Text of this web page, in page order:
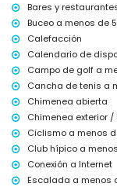
no se permite fumar
consulte si se
El alojamiento es
Instalaciones y
villa
internet (WiFi)
plancha y tabla de
ropa de cama y
servicio de
calefacción por
Instalaciones y
Bares y
Buceo a menos de
Calefacción
Calendario de
Campo de golf a
Cancha de tenis a
Chimenea abierta
Chimenea exterior /
Ciclismo a menos
Club hípico a
Conexión a Internet
Escalada a menos